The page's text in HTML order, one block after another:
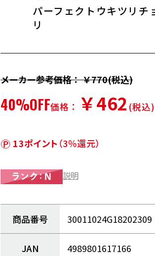
パーフェクトウキツリチ
リ
メーカー参考価格： ￥770(税込)
40%OFF価格： ￥462 (税込)
13ポイント（3％還元）
説明
商品番号 30011024G18202309
JAN 4989801617166